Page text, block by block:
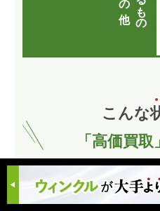
こんな
「高価買